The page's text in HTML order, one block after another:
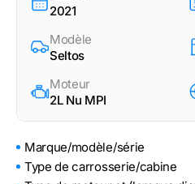
2021
Modèle
Seltos
Moteur
2L Nu MPI
Marque/modèle/série
Type de carrosserie/cabine